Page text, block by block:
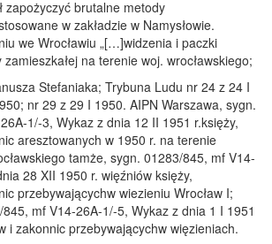
zapożyczyć brutalne metody
w zakładzie w Namysłowie.
we Wrocławiu „[…]widzenia i paczki
na terenie woj. wrocławskiego;
Stefaniaka; Trybuna Ludu nr 24 z 24 I
nr 29 z 29 I 1950. AIPN Warszawa, sygn.
1/-3, Wykaz z dnia 12 II 1951 r.księży,
aresztowanych w 1950 r. na terenie
tamże, sygn. 01283/845, mf V14-
28 XII 1950 r. więźniów księży,
przebywającychw wiezieniu Wrocław I;
mf V14-26A-1/-5, Wykaz z dnia 1 I 1951
i zakonnic przebywającychw więzieniach.